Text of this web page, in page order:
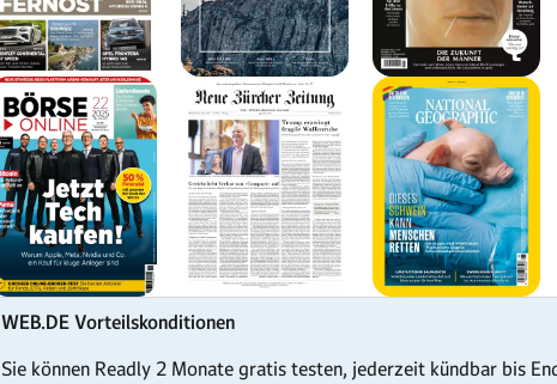
WEB.DE Vorteilskonditionen
Sie können Readly 2 Monate gratis testen, jederzeit kündbar bis